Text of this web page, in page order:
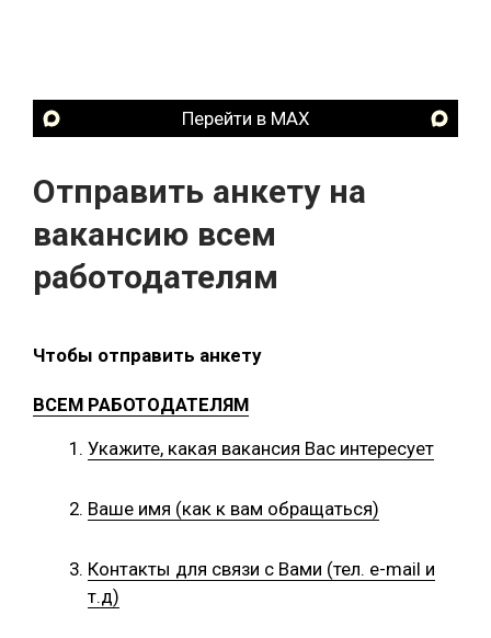
Перейти в MAX
Отправить анкету на
вакансию всем
работодателям
Чтобы отправить анкету
ВСЕМ РАБОТОДАТЕЛЯМ
Укажите, какая вакансия Вас интересует
Ваше имя (как к вам обращаться)
Контакты для связи с Вами (тел. e-mail и
т.д)